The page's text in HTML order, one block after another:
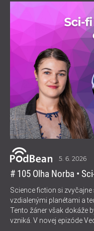
5. 6. 2026
# 105 Olha Norba •
Science fiction si
vzdialenými planétami a
Tento žáner však dokáže
vzniká. V novej epizóde